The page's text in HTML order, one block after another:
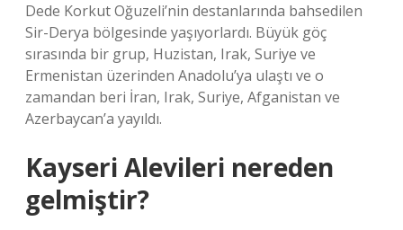
Dede Korkut Oğuzeli’nin destanlarında bahsedilen
Sir-Derya bölgesinde yaşıyorlardı. Büyük göç
sırasında bir grup, Huzistan, Irak, Suriye ve
Ermenistan üzerinden Anadolu’ya ulaştı ve o
zamandan beri İran, Irak, Suriye, Afganistan ve
Azerbaycan’a yayıldı.
Kayseri Alevileri nereden
gelmiştir?